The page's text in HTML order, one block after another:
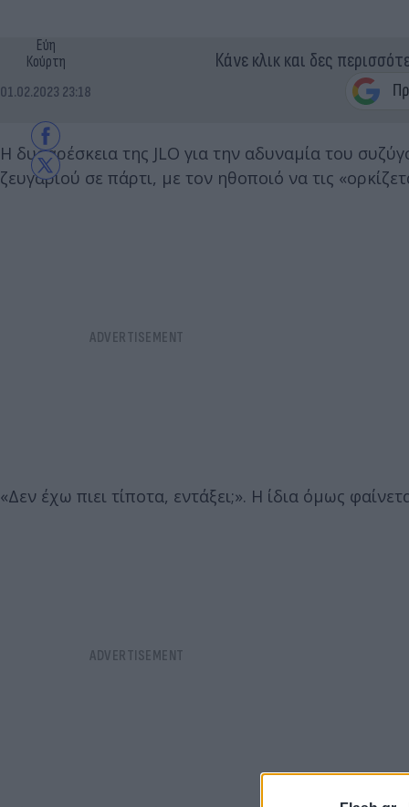
Εύη
Κούρτη
01.02.2023 23:18
Κάνε κλικ και δες
Η δυσαρέσκεια της JLO για την αδυναμία του
ζευγαριού σε πάρτι, με τον ηθοποιό να τις
«Δεν έχω πιει τίποτα, εντάξει;». Η ίδια όμως